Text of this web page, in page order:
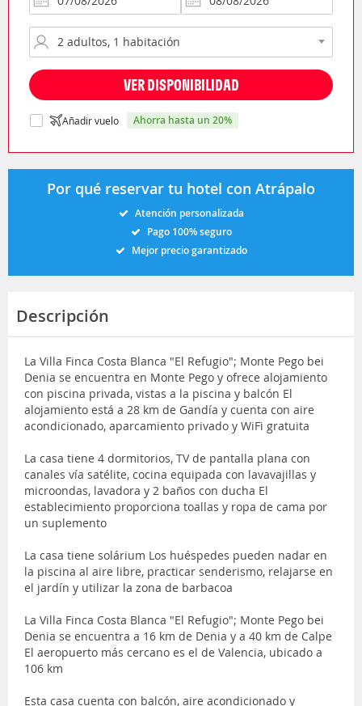
VER DISPONIBILIDAD
Añadir vuelo ahorra hasta un 20%
Por qué reservar tu hotel con Atrápalo
Atención personalizada
Pago 100% seguro
Mejor precio garantizado
Descripción
La Villa Finca Costa Blanca "El Refugio"; Monte Pego bei
Denia se encuentra en Monte Pego y ofrece alojamiento
con piscina privada, vistas a la piscina y balcón El
alojamiento está a 28 km de Gandía y cuenta con aire
acondicionado, aparcamiento privado y WiFi gratuita
La casa tiene 4 dormitorios, TV de pantalla plana con
canales vía satélite, cocina equipada con lavavajillas y
microondas, lavadora y 2 baños con ducha El
establecimiento proporciona toallas y ropa de cama por
un suplemento
La casa tiene solárium Los huéspedes pueden nadar en
la piscina al aire libre, practicar senderismo, relajarse en
el jardín y utilizar la zona de barbacoa
La Villa Finca Costa Blanca "El Refugio"; Monte Pego bei
Denia se encuentra a 16 km de Denia y a 40 km de Calpe
El aeropuerto más cercano es el de Valencia, ubicado a
106 km
Esta casa cuenta con balcón, aire acondicionado y